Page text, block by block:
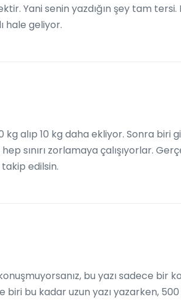
Yani senin yazdığın şey tam
hale geliyor.
alıp 10 kg daha ekliyor. Sonra biri
sınırı zorlamaya çalışıyorlar.
edilsin.
bu yazı sadece bir
bu kadar uzun yazı yazarken, 500